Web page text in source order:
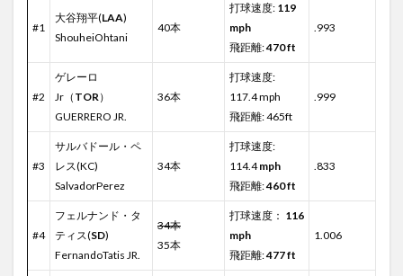
#1
大谷翔平(LAA)
ShouheiOhtani
40本
打球速度: 119
mph
飛距離:470 ft
.993
#2
ゲレーロ
Jr（ TOR）
GUERRERO JR.
36本
打球速度:
117.4 mph
飛距離: 465ft
.999
#3
サルバドール・ペ
レス(KC)
SalvadorPerez
34本
打球速度:
114.4mph
飛距離:460 ft
.833
#4
フェルナンド・タ
ティス(SD)
FernandoTatis JR.
34本
35本
打球速度： 116
mph
飛距離:477 ft
1.006